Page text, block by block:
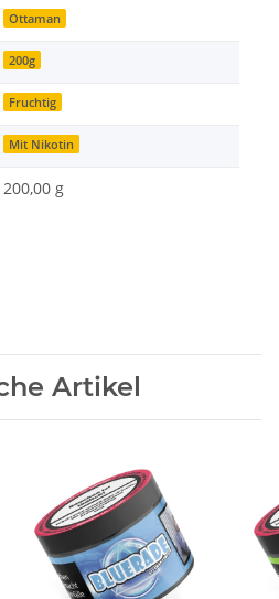
Ottaman
200g
Fruchtig
Mit Nikotin
200,00 g
Artikel